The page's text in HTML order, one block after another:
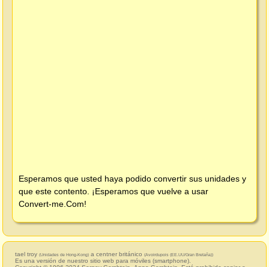
Esperamos que usted haya podido convertir sus unidades y
que este contento. ¡Esperamos que vuelve a usar
Convert-me.Com!
tael troy (Unidades de Hong-Kong) a centner británico (Avoirdupois (EE.UU/Gran Bretaña))
Es una versión de nuestro sitio web para móviles (smartphone).